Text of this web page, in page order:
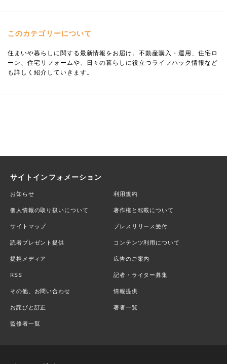
このカテゴリーについて
住まいや暮らしに関する最新情報をお届け。不動産購入・運用、住宅ロ
ーン、住宅リフォームや、日々の暮らしに役立つライフハック情報など
も詳しく紹介していきます。
サイトインフォメーション
お知らせ 利用規約
個人情報の取り扱いについて 著作権と転載について
サイトマップ プレスリリース受付
読者プレゼント提供 コンテンツ利用について
提携メディア 広告のご案内
RSS 記者・ライター募集
その他、お問い合わせ 情報提供
お詫びと訂正 著者一覧
監修者一覧